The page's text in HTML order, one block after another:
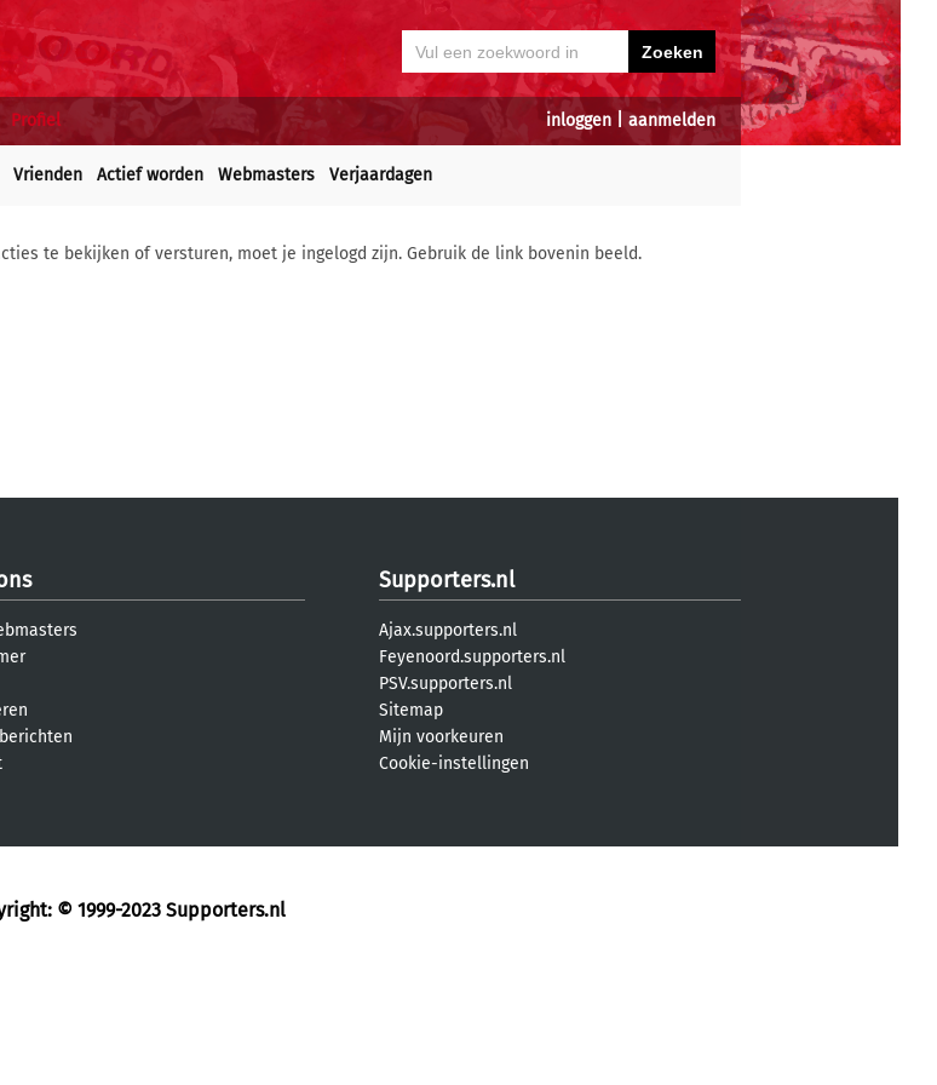
inloggen aanmelden
Profiel
Vrienden Actief worden Webmasters Verjaardagen
te bekijken of versturen, moet je ingelogd zijn. Gebruik de link bovenin beeld.
Supporters.nl
Ajax.supporters.nl
Feyenoord.supporters.nl
PSV.supporters.nl
Sitemap
Mijn voorkeuren
Cookie-instellingen
© 1999-2023 Supporters.nl